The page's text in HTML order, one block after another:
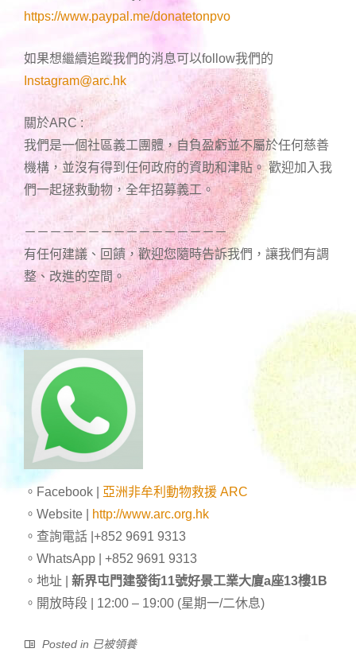
https://www.paypal.me/donatetonpvo
如果想繼續追蹤我們的消息可以follow我們的
Instagram@arc.hk
關於ARC :
我們是一個社區義工團體，自負盈虧並不屬於任何慈善
機構，並沒有得到任何政府的資助和津貼。 歡迎加入我
們一起拯救動物，全年招募義工。
－－－－－－－－－－－－－－－－
有任何建議、回饋，歡迎您隨時告訴我們，讓我們有調
整、改進的空間。
。Facebook |
亞洲非牟利動物救援 ARC
。Website |
http://www.arc.org.hk
。查詢電話 |+852 9691 9313
。WhatsApp | +852 9691 9313
。地址 | 新界屯門建發街11號好景工業大廈a座13樓1B
。開放時段 | 12:00 – 19:00 (星期一/二休息)
Posted in 已被領養